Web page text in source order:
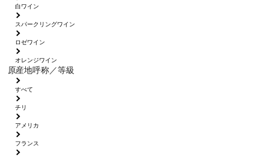
白ワイン
スパークリングワイン
ロゼワイン
オレンジワイン
原産地呼称／等級
すべて
チリ
アメリカ
フランス